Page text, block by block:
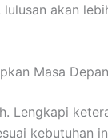
akan
Masa
Lengkapi
kebutuhan